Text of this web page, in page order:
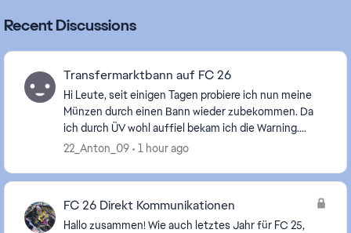
Recent Discussions
Transfermarktbann auf FC 26
Hi Leute, seit einigen Tagen probiere ich nun meine
Münzen durch einen Bann wieder zubekommen. Da
ich durch ÜV wohl auffiel bekam ich die Warning.
Jetzt probiere ich seit Tagen die Sperre zu überprüf...
22_Anton_09 1 hour ago
FC 26 Direkt Kommunikationen
Hallo zusammen! Wie auch letztes Jahr für FC 25,